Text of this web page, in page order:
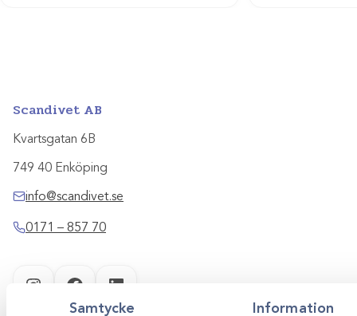
Samtycke Information
Scandivet AB
Kvartsgatan 6B
749 40 Enköping
info@scandivet.se
0171 – 857 70
InstagramFacebookLinkedIn